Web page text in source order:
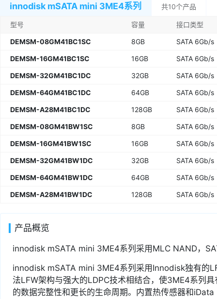
innodisk mSATA mini 3ME4系列 共10个产品
型号 容量 接口类型
DEMSM-08GM41BC1SC 8GB SATA 6Gb/s
DEMSM-16GM41BC1SC 16GB SATA 6Gb/s
DEMSM-32GM41BC1DC 32GB SATA 6Gb/s
DEMSM-64GM41BC1DC 64GB SATA 6Gb/s
DEMSM-A28M41BC1DC 128GB SATA 6Gb/s
DEMSM-08GM41BW1SC 8GB SATA 6Gb/s
DEMSM-16GM41BW1SC 16GB SATA 6Gb/s
DEMSM-32GM41BW1DC 32GB SATA 6Gb/s
DEMSM-64GM41BW1DC 64GB SATA 6Gb/s
DEMSM-A28M41BW1DC 128GB SATA 6Gb/s
产品概览
innodisk mSATA mini 3ME4系列采用MLC NAND，
innodisk mSATA mini 3ME4系列采用Innodisk独有的
法LFW架构与强大的LDPC技术相结合，使3ME4系列
的数据完整性和更长的生命周期。内置热传感器和